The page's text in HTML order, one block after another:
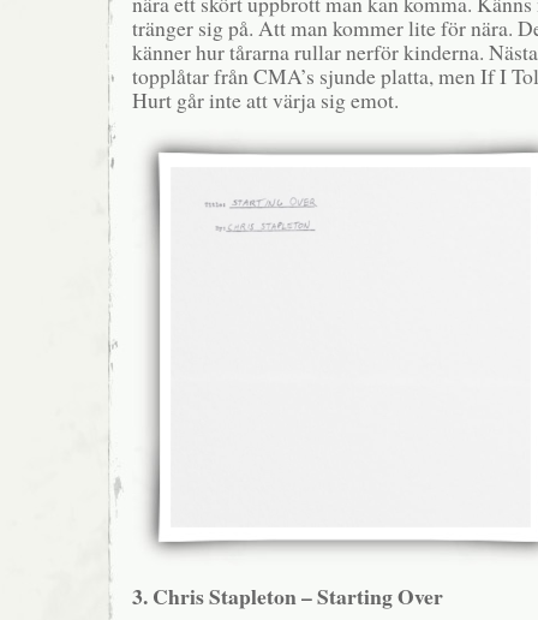
tränger sig på. Att man kommer lite för nära.
känner hur tårarna rullar nerför kinderna.
topplåtar från CMA’s sjunde platta, men If I
Hurt går inte att värja sig emot.
3. Chris Stapleton – Starting Over